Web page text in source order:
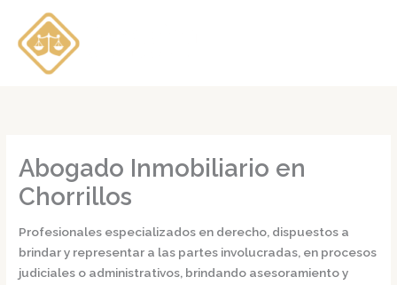
contenido
Abogado Inmobiliario en
Chorrillos
Profesionales especializados en derecho, dispuestos a
brindar y representar a las partes involucradas, en procesos
judiciales o administrativos, brindando asesoramiento y